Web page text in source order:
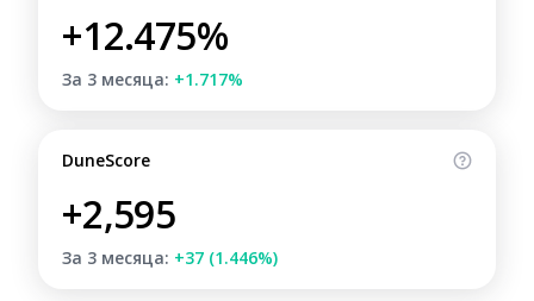
+12.475%
За 3 месяца: +1.717%
DuneScore
+2,595
За 3 месяца: +37 (1.446%)